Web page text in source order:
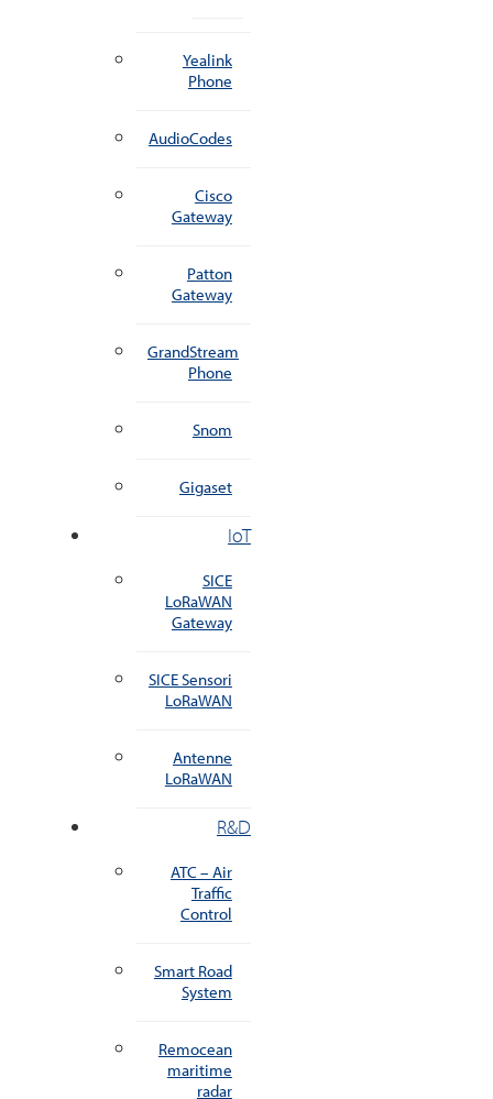
Yealink
Phone
AudioCodes
Cisco
Gateway
Patton
Gateway
GrandStream
Phone
Snom
Gigaset
IoT
SICE
LoRaWAN
Gateway
SICE Sensori
LoRaWAN
Antenne
LoRaWAN
R&D
ATC – Air
Traffic
Control
Smart Road
System
Remocean
maritime
radar